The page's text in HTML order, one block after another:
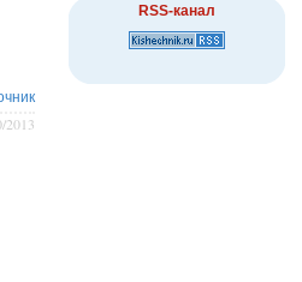
2013
RSS-канал